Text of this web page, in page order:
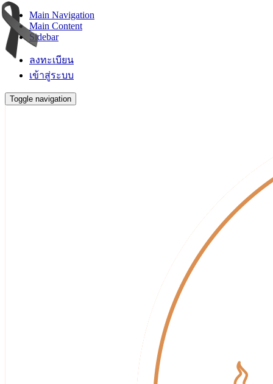
Main Navigation
Main Content
Sidebar
ลงทะเบียน
เข้าสู่ระบบ
Toggle navigation